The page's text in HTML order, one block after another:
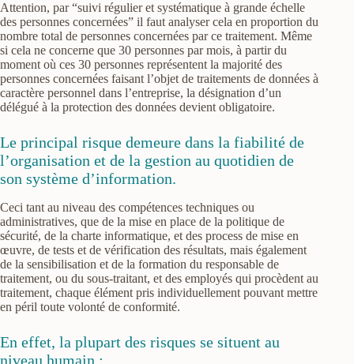
Attention, par “suivi régulier et systématique à grande échelle
des personnes concernées” il faut analyser cela en proportion du
nombre total de personnes concernées par ce traitement. Même
si cela ne concerne que 30 personnes par mois, à partir du
moment où ces 30 personnes représentent la majorité des
personnes concernées faisant l’objet de traitements de données à
caractère personnel dans l’entreprise, la désignation d’un
délégué à la protection des données devient obligatoire.
Le principal risque demeure dans la fiabilité de
l’organisation et de la gestion au quotidien de
son système d’information.
Ceci tant au niveau des compétences techniques ou
administratives, que de la mise en place de la politique de
sécurité, de la charte informatique, et des process de mise en
œuvre, de tests et de vérification des résultats, mais également
de la sensibilisation et de la formation du responsable de
traitement, ou du sous-traitant, et des employés qui procèdent au
traitement, chaque élément pris individuellement pouvant mettre
en péril toute volonté de conformité.
En effet, la plupart des risques se situent au
niveau humain :